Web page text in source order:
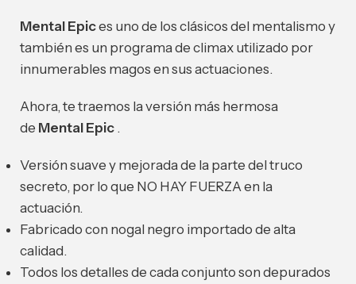
Mental Epices uno de los clásicos del mentalismo y
también es un programa de climax utilizado por
innumerables magos en sus actuaciones.
Ahora, te traemos la versión más hermosa
de Mental Epic .
Versión suave y mejorada de la parte del truco
secreto, por lo que NO HAY FUERZA en la
actuación.
Fabricado con nogal negro importado de alta
calidad.
Todos los detalles de cada conjunto son depurados